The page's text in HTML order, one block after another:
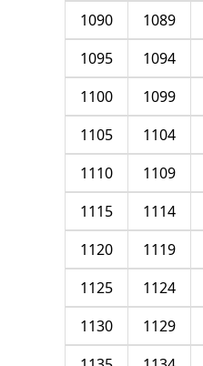
1089
1090
1094
1095
1099
1100
1104
1105
1109
1110
1114
1115
1119
1120
1124
1125
1129
1130